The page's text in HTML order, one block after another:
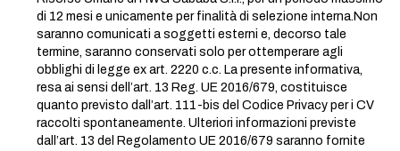
di 12 mesi e unicamente per finalità di selezione interna.Non
saranno comunicati a soggetti esterni e, decorso tale
termine, saranno conservati solo per ottemperare agli
obblighi di legge ex art. 2220 c.c. La presente informativa,
resa ai sensi dell’art. 13 Reg. UE 2016/679, costituisce
quanto previsto dall’art. 111-bis del Codice Privacy per i CV
raccolti spontaneamente. Ulteriori informazioni previste
dall’art. 13 del Regolamento UE 2016/679 saranno fornite